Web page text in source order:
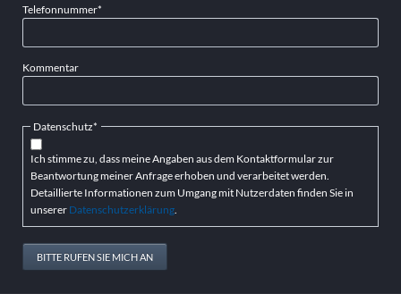
Pflichtfeld
Telefonnummer*
Kommentar
Pflichtfeld
Datenschutz*
Ich stimme zu, dass meine Angaben aus dem Kontaktformular zur
Beantwortung meiner Anfrage erhoben und verarbeitet werden.
Detaillierte Informationen zum Umgang mit Nutzerdaten finden Sie in
unserer Datenschutzerklärung.
BITTE RUFEN SIE MICH AN